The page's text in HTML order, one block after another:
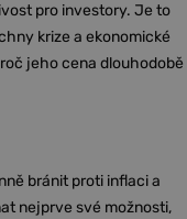
pro investory. Je to
krize a ekonomické
jeho cena dlouhodobě
bránit proti inflaci a
nejprve své možnosti,